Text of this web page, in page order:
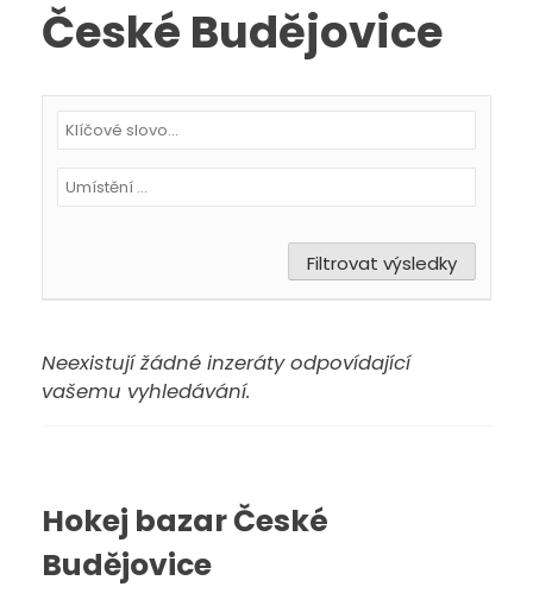
České Budějovice
Neexistují žádné inzeráty odpovídající
vašemu vyhledávání.
Hokej bazar České
Budějovice